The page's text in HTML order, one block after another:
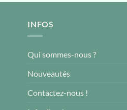
INFOS
Qui sommes-nous ?
Nouveautés
Contactez-nous !